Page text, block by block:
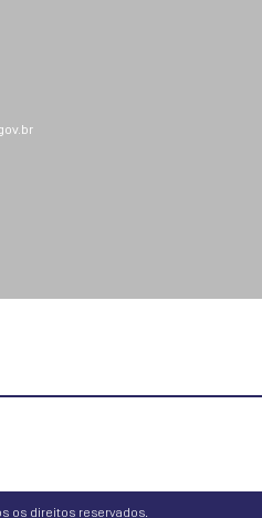
os direitos reservados.